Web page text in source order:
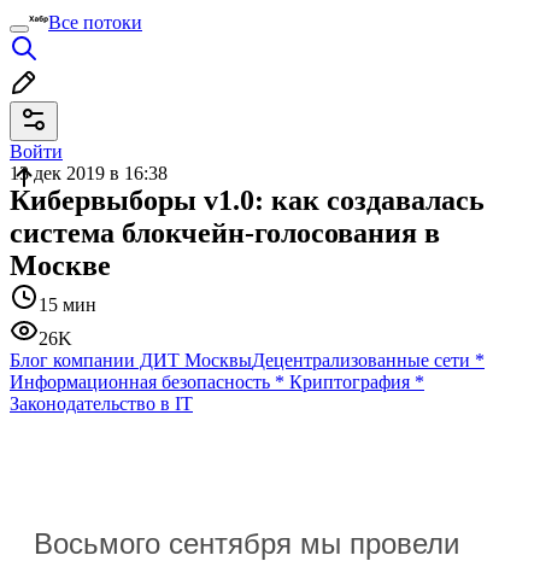
Все потоки
Войти
13 дек 2019 в 16:38
Кибервыборы v1.0: как создавалась
система блокчейн-голосования в
Москве
15 мин
26K
Блог компании ДИТ МосквыДецентрализованные сети *
Информационная безопасность * Криптография *
Законодательство в IT
Восьмого сентября мы провели